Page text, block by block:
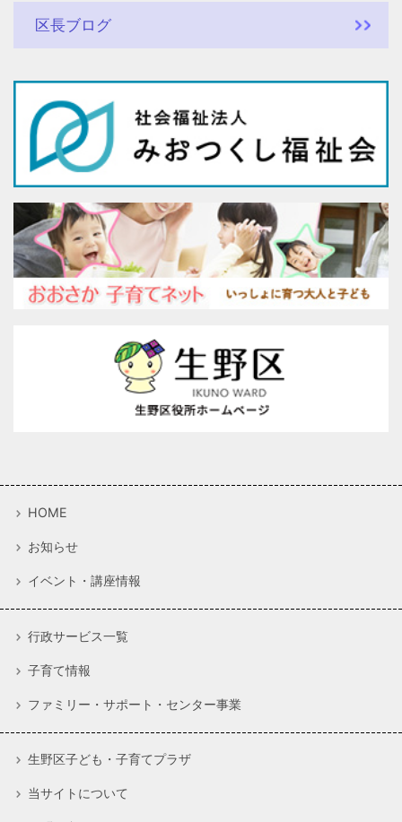
区長ブログ
HOME
お知らせ
イベント・講座情報
行政サービス一覧
子育て情報
ファミリー・サポート・センター事業
生野区子ども・子育てプラザ
当サイトについて